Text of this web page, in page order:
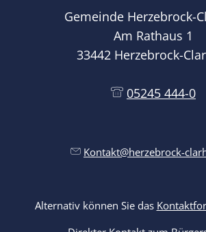
Gemeinde Herzebrock-
Am Rathaus 1
33442 Herzebrock-
05245 444-0
Kontakt@herzebrock-
Alternativ können Sie das